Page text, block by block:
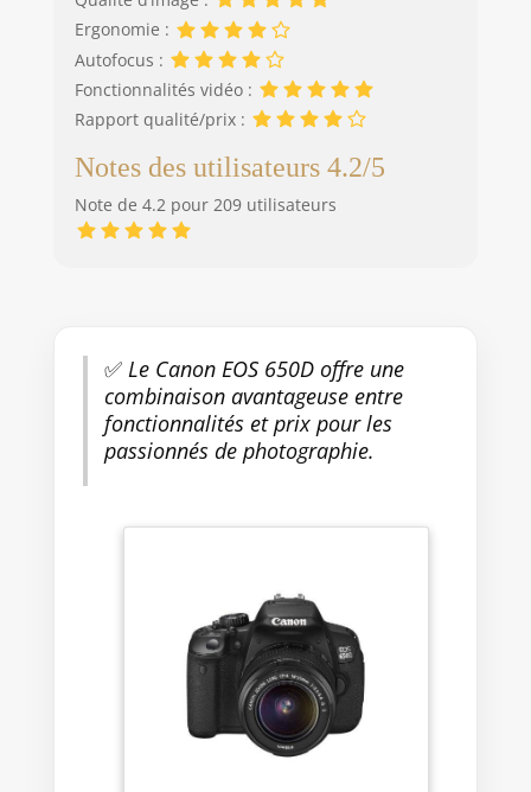
Ergonomie :
Autofocus :
Fonctionnalités vidéo :
Rapport qualité/prix :
Notes des utilisateurs 4.2/5
Note de 4.2 pour 209 utilisateurs
✅Le Canon EOS 650D offre une
combinaison avantageuse entre
fonctionnalités et prix pour les
passionnés de photographie.